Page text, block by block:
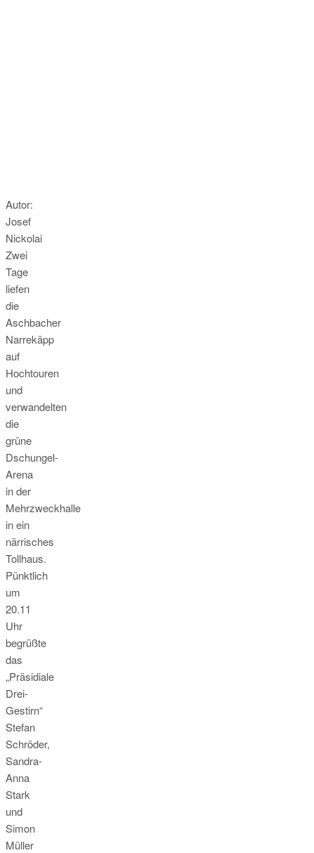
Autor:
Josef
Nickolai
Zwei
Tage
liefen
die
Aschbacher
Narrekäpp
auf
Hochtouren
und
verwandelten
die
grüne
Dschungel-
Arena
in der
Mehrzweckhalle
in ein
närrisches
Tollhaus.
Pünktlich
um
20.11
Uhr
begrüßte
das
„Präsidiale
Drei-
Gestirn“
Stefan
Schröder,
Sandra-
Anna
Stark
und
Simon
Müller